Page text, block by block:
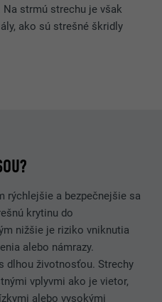
strmú strechu je však
ako sú strešné škridly
rýchlejšie a bezpečnejšie sa
krytinu do
nižšie je riziko vniknutia
alebo námrazy.
dlhou životnosťou. Strechy
vplyvmi ako je vietor,
alebo vysokými
cookie je potrebný, aby
(vrát. služieb z USA)“ nám
sa stránka používa.
používateľského
jedinečné identifikačné
na vygenerovanie
údajov o tom, akým
návštevník používa
stránku.
(VRÁTANE SLUŽIEB Z USA)
a externé subjekty (vrát.
reklamy (tretie strany)
reklama.
nie je potrebný osobitný
platformách na zdieľanie videí
o súboroch cookie